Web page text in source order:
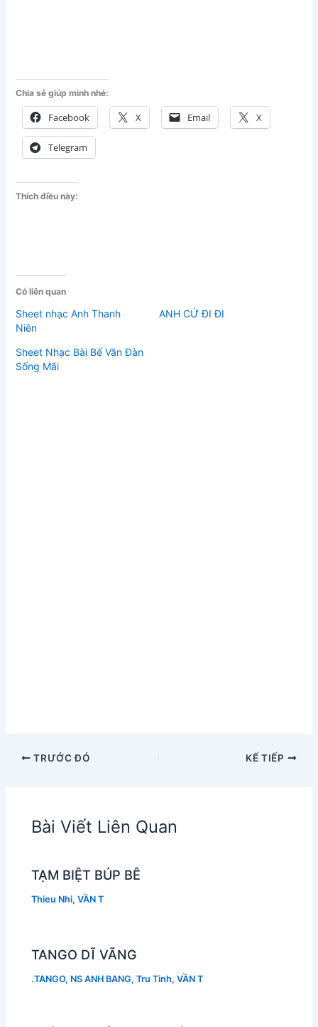
Chia sẻ giúp mình nhé:
Facebook X Email X
Telegram
Thích điều này:
Có liên quan
Sheet nhạc Anh Thanh
Niên
ANH CỨ ĐI ĐI
Sheet Nhạc Bài Bế Văn Đàn
Sống Mãi
TRƯỚC ĐÓ KẾ TIẾP
Bài Viết Liên Quan
TẠM BIỆT BÚP BÊ
Thieu Nhi,VẦN T
TANGO DĨ VÃNG
.TANGO, NS ANH BANG,Tru Tinh,VẦN T